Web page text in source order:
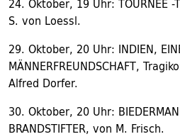
S. von Loessl.
29. Oktober, 20 Uhr: INDIEN,
MÄNNERFREUNDSCHAFT,
Alfred Dorfer.
30. Oktober, 20 Uhr:
BRANDSTIFTER, von M. Frisch.